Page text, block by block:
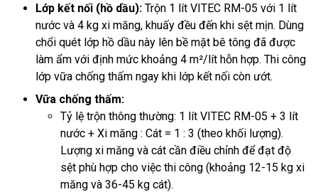
Lớp kết nối (hồ dầu): Trộn 1 lít VITEC RM-05 với 1 lít
nước và 4 kg xi măng, khuấy đều đến khi sệt mịn. Dùng
chổi quét lớp hồ dầu này lên bề mặt bê tông đã được
làm ẩm với định mức khoảng 4 m²/lít hỗn hợp. Thi công
lớp vữa chống thấm ngay khi lớp kết nối còn ướt.
Vữa chống thấm:
Tỷ lệ trộn thông thường: 1 lít VITEC RM-05 + 3 lít
nước + Xi măng : Cát = 1 : 3 (theo khối lượng).
Lượng xi măng và cát cần điều chỉnh để đạt độ
sệt phù hợp cho việc thi công (khoảng 12-15 kg xi
măng và 36-45 kg cát).